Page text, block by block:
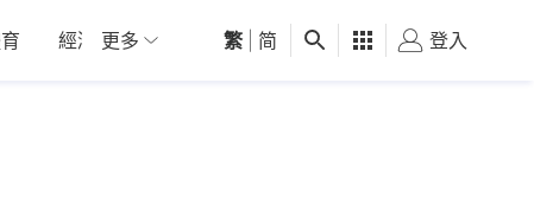
經濟 01深圳 觀點 健康 好食玩飛
更多 繁 简 登入